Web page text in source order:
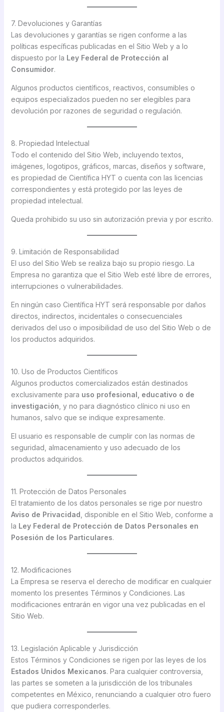
7. Devoluciones y Garantías
Las devoluciones y garantías se rigen conforme a las
políticas específicas publicadas en el Sitio Web y a lo
dispuesto por la Ley Federal de Protección al
Consumidor.
Algunos productos científicos, reactivos, consumibles o
equipos especializados pueden no ser elegibles para
devolución por razones de seguridad o regulación.
8. Propiedad Intelectual
Todo el contenido del Sitio Web, incluyendo textos,
imágenes, logotipos, gráficos, marcas, diseños y software,
es propiedad de Científica HYT o cuenta con las licencias
correspondientes y está protegido por las leyes de
propiedad intelectual.
Queda prohibido su uso sin autorización previa y por escrito.
9. Limitación de Responsabilidad
El uso del Sitio Web se realiza bajo su propio riesgo. La
Empresa no garantiza que el Sitio Web esté libre de errores,
interrupciones o vulnerabilidades.
En ningún caso Científica HYT será responsable por daños
directos, indirectos, incidentales o consecuenciales
derivados del uso o imposibilidad de uso del Sitio Web o de
los productos adquiridos.
10. Uso de Productos Científicos
Algunos productos comercializados están destinados
exclusivamente para uso profesional, educativo o de
investigación , y no para diagnóstico clínico ni uso en
humanos, salvo que se indique expresamente.
El usuario es responsable de cumplir con las normas de
seguridad, almacenamiento y uso adecuado de los
productos adquiridos.
11. Protección de Datos Personales
El tratamiento de los datos personales se rige por nuestro
Aviso de Privacidad , disponible en el Sitio Web, conforme a
la Ley Federal de Protección de Datos Personales en
Posesión de los Particulares.
12. Modificaciones
La Empresa se reserva el derecho de modificar en cualquier
momento los presentes Términos y Condiciones. Las
modificaciones entrarán en vigor una vez publicadas en el
Sitio Web.
13. Legislación Aplicable y Jurisdicción
Estos Términos y Condiciones se rigen por las leyes de los
Estados Unidos Mexicanos. Para cualquier controversia,
las partes se someten a la jurisdicción de los tribunales
competentes en México, renunciando a cualquier otro fuero
que pudiera corresponderles.